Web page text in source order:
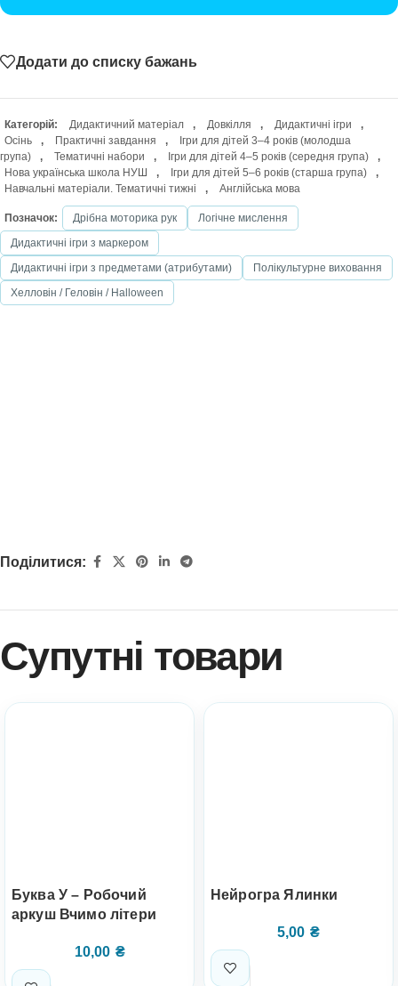
Додати до списку бажань
Категорій: Дидактичний матеріал , Довкілля , Дидактичні ігри
,
Осінь
, Практичні завдання ,
Ігри для дітей 3–4 років (молодша
група)
, Тематичні набори , Ігри для дітей 4–5 років (середня група)
,
Нова українська школа НУШ
, Ігри для дітей 5–6 років (старша група)
,
Навчальні матеріали. Тематичні тижні
, Англійська мова
Позначок: Дрібна моторика рук
Логічне мислення
Дидактичні ігри з маркером
Дидактичні ігри з предметами (атрибутами)
Полікультурне виховання
Хелловін / Геловін / Halloween
Поділитися:
Супутні товари
Буква У – Робочий
аркуш Вчимо літери
10,00 ₴
Нейрогра Ялинки
5,00 ₴